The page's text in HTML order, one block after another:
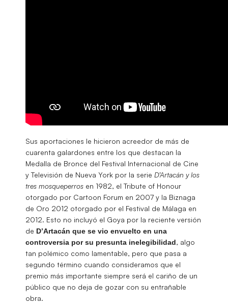
Sus aportaciones le hicieron acreedor de más de
cuarenta galardones entre los que destacan la
Medalla de Bronce del Festival Internacional de Cine
y Televisión de Nueva York por la serie D’Artacán y los
tres mosqueperros en 1982, el Tribute of Honour
otorgado por Cartoon Forum en 2007 y la Biznaga
de Oro 2012 otorgado por el Festival de Málaga en
2012. Esto no incluyó el Goya por la reciente versión
de D’Artacán que se vio envuelto en una
controversia por su presunta inelegibilidad, algo
tan polémico como lamentable, pero que pasa a
segundo término cuando consideramos que el
premio más importante siempre será el cariño de un
público que no deja de gozar con su entrañable
obra.